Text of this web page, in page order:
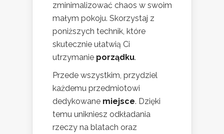
zminimalizować chaos w swoim
małym pokoju. Skorzystaj z
poniższych technik, które
skutecznie ułatwią Ci
utrzymanie porządku.
Przede wszystkim, przydziel
każdemu przedmiotowi
dedykowane miejsce. Dzięki
temu unikniesz odkładania
rzeczy na blatach oraz